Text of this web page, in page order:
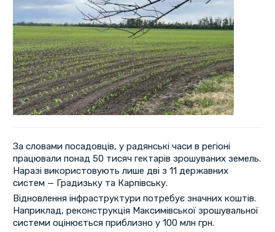
За словами посадовців, у радянські часи в регіоні
працювали понад 50 тисяч гектарів зрошуваних земель.
Наразі використовують лише дві з 11 державних
систем — Градизьку та Карпівську.
Відновлення інфраструктури потребує значних коштів.
Наприклад, реконструкція Максимівської зрошувальної
системи оцінюється приблизно у 100 млн грн.